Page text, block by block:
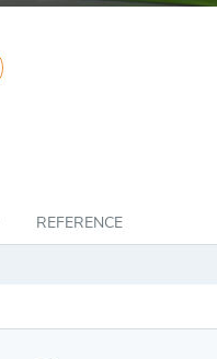
REFERENCE